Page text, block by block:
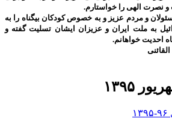
و نصرت الهی را خواستارم.
و مردم عزیز و به خصوص کودکان بیگناه را به
به ملت ایران و عزیزان ایشان تسلیت گفته و
احدیت خواهانم.